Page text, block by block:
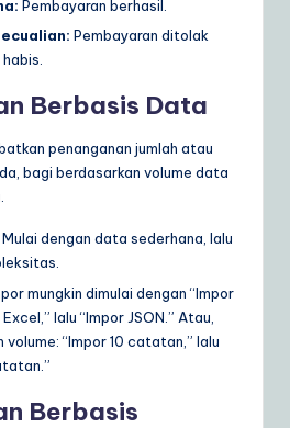
Pembayaran berhasil.
Pembayaran ditolak
Berbasis Data
penanganan jumlah atau
bagi berdasarkan volume data
Mulai dengan data sederhana, lalu
mungkin dimulai dengan “Impor
lalu “Impor JSON.” Atau,
“Impor 10 catatan,” lalu
Berbasis